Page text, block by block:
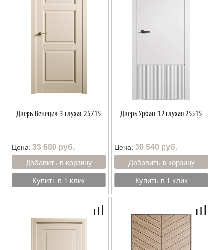
Дверь Венеция-3 глухая 25715
Цена: 33 680 руб.
Добавить в корзину
Купить в 1 клик
Дверь Урбан-12 глухая 25515
Цена: 30 540 руб.
Добавить в корзину
Купить в 1 клик